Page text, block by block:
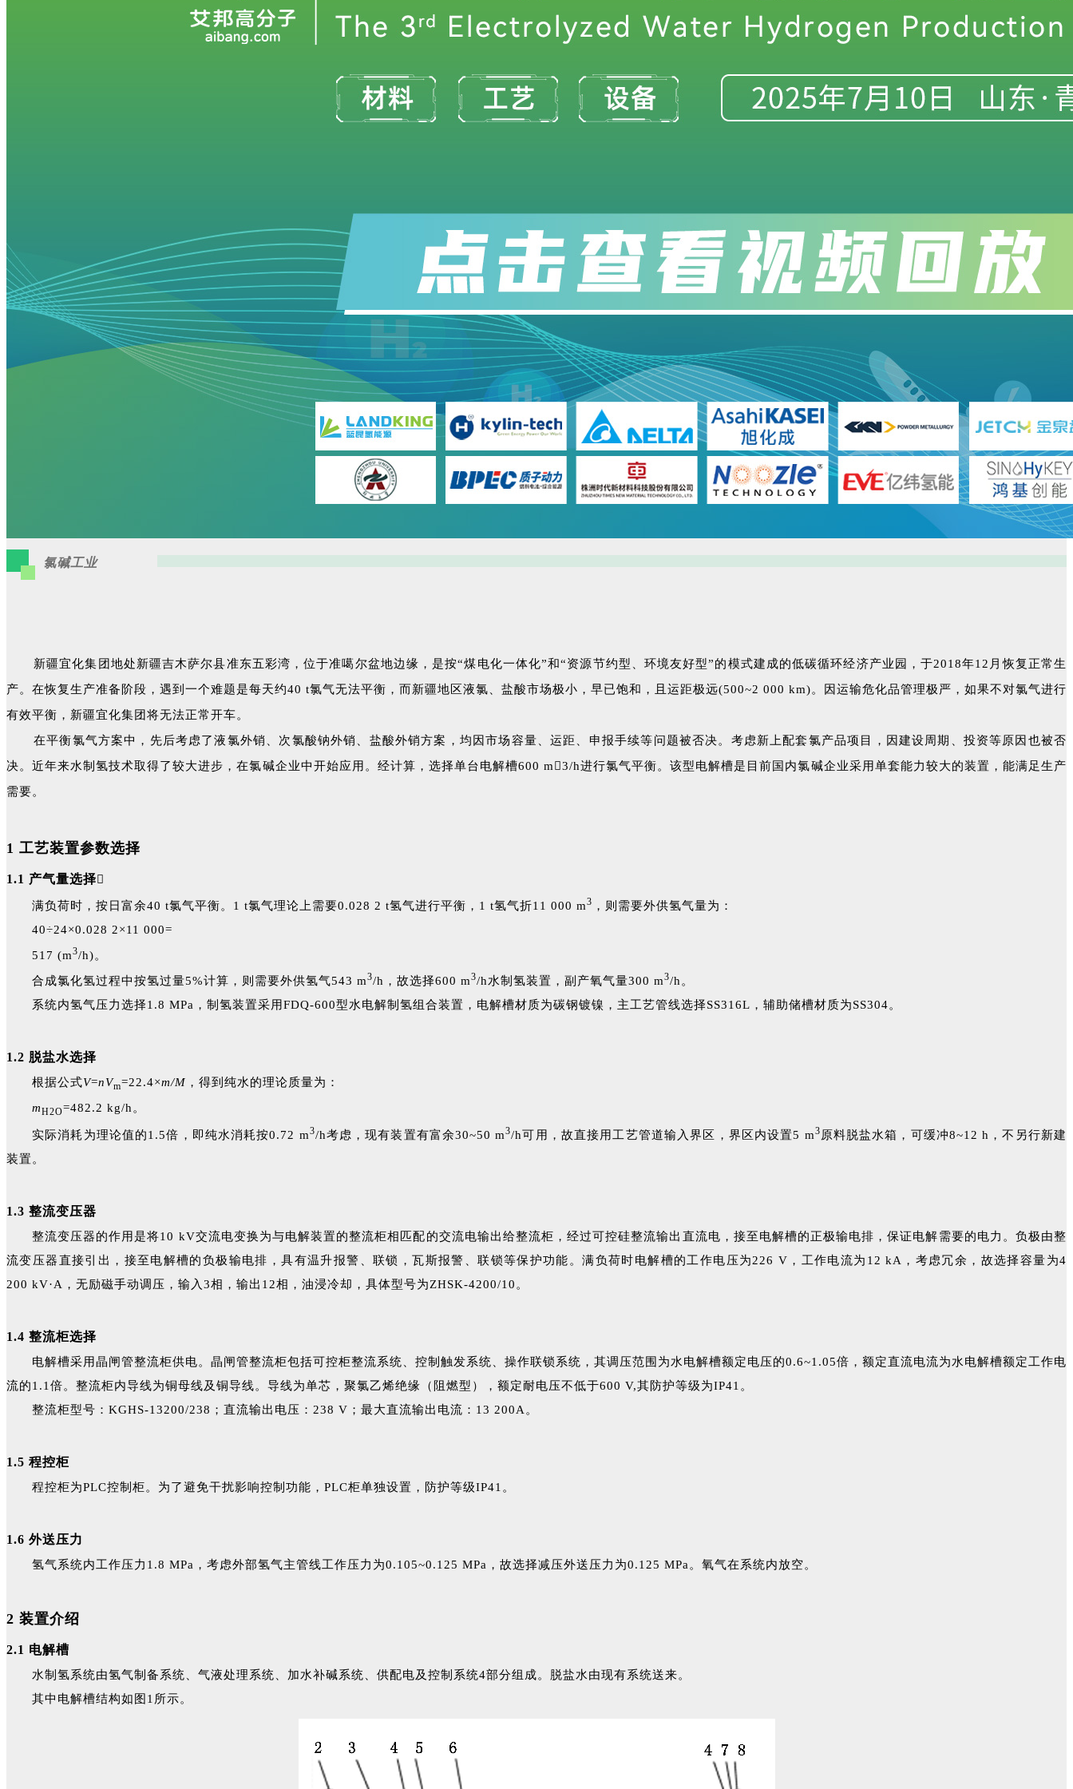
氯碱工业
新疆宜化集团地处新疆吉木萨尔县准东五彩湾，位于准噶尔盆地边缘，是按“煤电化一体化”和“资源节约型、环境友好型”的模式建成的低碳循环经济产业园，于2018年12月恢复正常生
产。在恢复生产准备阶段，遇到一个难题是每天约40 t氯气无法平衡，而新疆地区液氯、盐酸市场极小，早已饱和，且运距极远(500~2 000 km)。因运输危化品管理极严，如果不对氯气进行
有效平衡，新疆宜化集团将无法正常开车。
在平衡氯气方案中，先后考虑了液氯外销、次氯酸钠外销、盐酸外销方案，均因市场容量、运距、申报手续等问题被否决。考虑新上配套氯产品项目，因建设周期、投资等原因也被否
决。近年来水制氢技术取得了较大进步，在氯碱企业中开始应用。经计算，选择单台电解槽600 m3/h进行氯气平衡。该型电解槽是目前国内氯碱企业采用单套能力较大的装置，能满足生产
需要。
1 工艺装置参数选择
1.1 产气量选择
满负荷时，按日富余40 t氯气平衡。1 t氯气理论上需要0.028 2 t氢气进行平衡，1 t氢气折11 000 m3 ，则需要外供氢气量为：
40÷24×0.028 2×11 000=
517 (m3/h)。
合成氯化氢过程中按氢过量5%计算，则需要外供氢气543 m3/h，故选择600 m3/h水制氢装置，副产氧气量300 m3/h。
系统内氢气压力选择1.8 MPa，制氢装置采用FDQ-600型水电解制氢组合装置，电解槽材质为碳钢镀镍，主工艺管线选择SS316L，辅助储槽材质为SS304。
1.2 脱盐水选择
根据公式V=nVm=22.4×m/M ，得到纯水的理论质量为：
mH2O=482.2 kg/h。
实际消耗为理论值的1.5倍，即纯水消耗按0.72 m3/h考虑，现有装置有富余30~50 m3/h可用，故直接用工艺管道输入界区，界区内设置5 m3原料脱盐水箱，可缓冲8~12 h，不另行新建
装置。
1.3 整流变压器
整流变压器的作用是将10 kV交流电变换为与电解装置的整流柜相匹配的交流电输出给整流柜，经过可控硅整流输出直流电，接至电解槽的正极输电排，保证电解需要的电力。负极由整
流变压器直接引出，接至电解槽的负极输电排，具有温升报警、联锁，瓦斯报警、联锁等保护功能。满负荷时电解槽的工作电压为226 V，工作电流为12 kA，考虑冗余，故选择容量为4
200 kV·A，无励磁手动调压，输入3相，输出12相，油浸冷却，具体型号为ZHSK-4200/10。
1.4 整流柜选择
电解槽采用晶闸管整流柜供电。晶闸管整流柜包括可控柜整流系统、控制触发系统、操作联锁系统，其调压范围为水电解槽额定电压的0.6~1.05倍，额定直流电流为水电解槽额定工作电
流的1.1倍。整流柜内导线为铜母线及铜导线。导线为单芯，聚氯乙烯绝缘（阻燃型），额定耐电压不低于600 V,其防护等级为IP41。
整流柜型号：KGHS-13200/238；直流输出电压：238 V；最大直流输出电流：13 200A。
1.5 程控柜
程控柜为PLC控制柜。为了避免干扰影响控制功能，PLC柜单独设置，防护等级IP41。
1.6 外送压力
氢气系统内工作压力1.8 MPa，考虑外部氢气主管线工作压力为0.105~0.125 MPa，故选择减压外送压力为0.125 MPa。氧气在系统内放空。
2 装置介绍
2.1 电解槽
水制氢系统由氢气制备系统、气液处理系统、加水补碱系统、供配电及控制系统4部分组成。脱盐水由现有系统送来。
其中电解槽结构如图1所示。